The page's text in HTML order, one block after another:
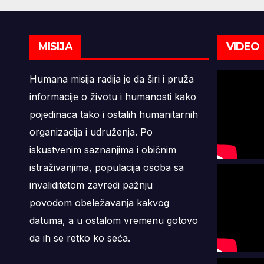
MISIJA
Humana misija radija je da širi i pruža
informacije o životu i humanosti kako
pojedinaca tako i ostalih humanitarnih
organizacija i udruženja. Po
iskustvenim saznanjima i običnim
istraživanjima, populacija osoba sa
invaliditetom zavredi pažnju
povodom obeležavanja kakvog
datuma, a u ostalom vremenu gotovo
da ih se retko ko seća.
VIDEO